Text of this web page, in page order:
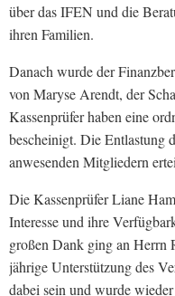
über das IFEN und die
ihren Familien.
Danach wurde der
von Maryse Arendt, der
Kassenprüfer haben eine
bescheinigt. Die Entlastung
anwesenden Mitgliedern
Die Kassenprüfer Liane
Interesse und ihre
großen Dank ging an Herrn
jährige Unterstützung des
dabei sein und wurde